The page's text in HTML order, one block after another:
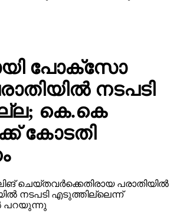
പോക്സോ
നടപടി
കെ.കെ
കോടതി
ചെയ്തവര്‍ക്കെതിരായ പരാതിയില്‍
നടപടി എടുത്തില്ലെന്ന്
പറയുന്നു